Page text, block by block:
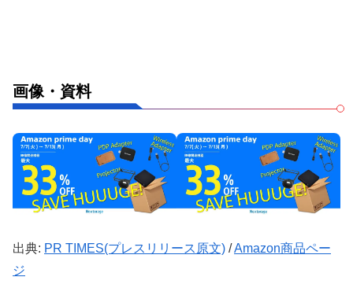
画像・資料
出典: PR TIMES(プレスリリース原文) /Amazon商品ペー
ジ